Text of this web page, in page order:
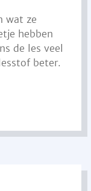
wat ze
hebben
de les veel
beter.